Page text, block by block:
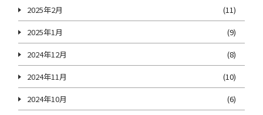
2025年2月
(11)
2025年1月
(9)
2024年12月
(8)
2024年11月
(10)
2024年10月
(6)